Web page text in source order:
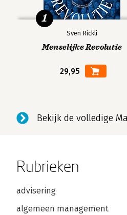
Sven Rickli
Menselijke Revolutie
29,95
1
Bekijk de volledige
Rubrieken
advisering
algemeen management